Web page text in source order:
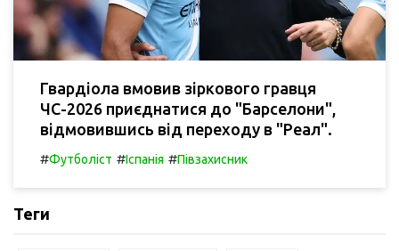
Гвардіола вмовив зіркового гравця
ЧС-2026 приєднатися до "Барселони",
відмовившись від переходу в "Реал".
#Футболіст #Іспанія #Півзахисник
Теги